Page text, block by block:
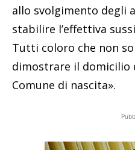
allo svolgimento degli
stabilire l’effettiva
Tutti coloro che non
dimostrare il domicilio
Comune di nascita».